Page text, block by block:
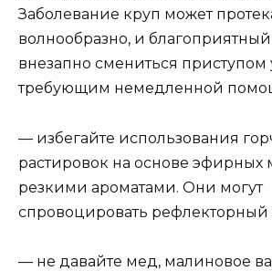
Заболевание круп может
волнообразно, и
внезапно смениться приступом
требующим немедленной
— избегайте использования
растировок на основе эфирных
резкими ароматами. Они могут
спровоцировать рефлекторный
— не давайте мед, малиновое